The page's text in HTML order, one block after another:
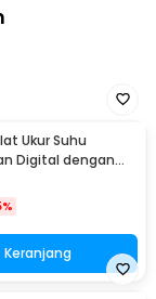
Iron Silent
Ukur Suhu
Digital dengan
- HTC-2
Keranjang